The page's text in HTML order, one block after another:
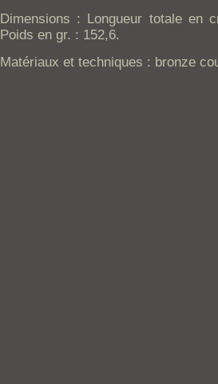
Dimensions : Longueur totale
Poids en gr. : 152,6.
Matériaux et techniques : bronze